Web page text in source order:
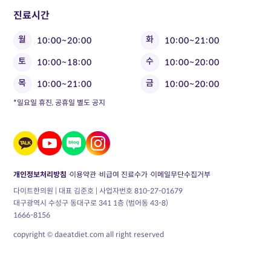
진료시간
월 10:00~20:00 화
10:00~21:00
토
10:00~18:00 수
10:00~20:00
목
10:00~21:00 금 10:00~20:00
*일요일 휴진, 공휴일 별도 공지
개인정보처리방침 이용약관 비급여 진료수가 이메일무단수집거부
다이트한의원 | 대표 김준호 | 사업자번호 810-27-01679
대구광역시 수성구 동대구로 341 1층 (범어동 43-8)
1666-8156
copyright © daeatdiet.com all right reserved